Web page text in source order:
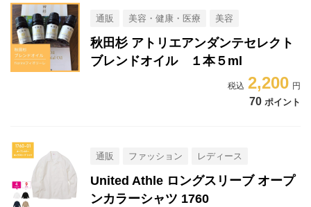
通販 美容・健康・医療 美容
秋田杉 アトリエアンダンテセレクト
ブレンドオイル １本５ml
2,200
70 ポイント
通販 ファッション レディース
United Athle ロングスリーブ オープ
ンカラーシャツ 1760